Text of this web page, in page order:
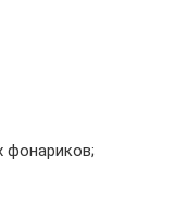
фонариков;